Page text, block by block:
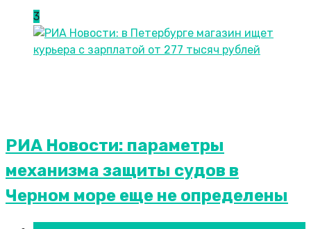
3
РИА Новости: параметры
механизма защиты судов в
Черном море еще не определены